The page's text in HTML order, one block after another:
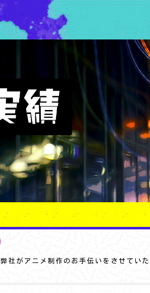
弊社がアニメ制作のお手伝いをさせてい